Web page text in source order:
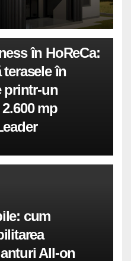
în HoReCa:
în
printr-un
mp
cum
All-on